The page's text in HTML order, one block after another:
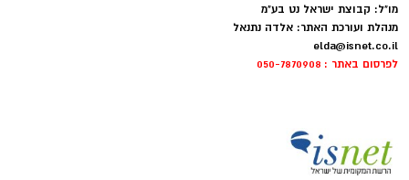
מו"ל: קבוצת ישראל נט בע"מ
מנהלת ועורכת האתר: אלדה נתנאל
elda@isnet.co.il
לפרסום באתר : 050-7870908